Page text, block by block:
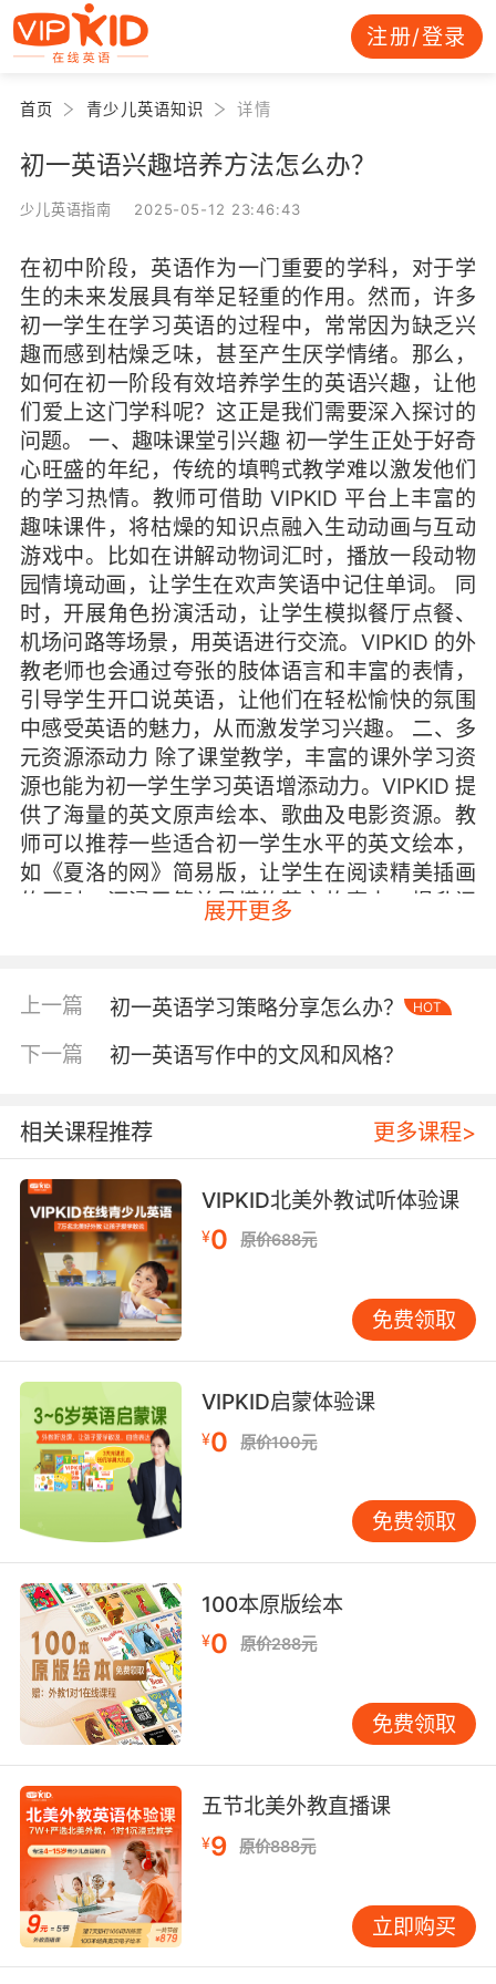
注册/登录
首页 青少儿英语知识 详情
初一英语兴趣培养方法怎么办？
少儿英语指南 2025-05-12 23:46:43
在初中阶段，英语作为一门重要的学科，对于学
生的未来发展具有举足轻重的作用。然而，许多
初一学生在学习英语的过程中，常常因为缺乏兴
趣而感到枯燥乏味，甚至产生厌学情绪。那么，
如何在初一阶段有效培养学生的英语兴趣，让他
们爱上这门学科呢？这正是我们需要深入探讨的
问题。 一、趣味课堂引兴趣 初一学生正处于好奇
心旺盛的年纪，传统的填鸭式教学难以激发他们
的学习热情。教师可借助 VIPKID 平台上丰富的
趣味课件，将枯燥的知识点融入生动动画与互动
游戏中。比如在讲解动物词汇时，播放一段动物
园情境动画，让学生在欢声笑语中记住单词。 同
时，开展角色扮演活动，让学生模拟餐厅点餐、
机场问路等场景，用英语进行交流。VIPKID 的外
教老师也会通过夸张的肢体语言和丰富的表情，
引导学生开口说英语，让他们在轻松愉快的氛围
中感受英语的魅力，从而激发学习兴趣。 二、多
元资源添动力 除了课堂教学，丰富的课外学习资
源也能为初一学生学习英语增添动力。VIPKID 提
供了海量的英文原声绘本、歌曲及电影资源。教
师可以推荐一些适合初一学生水平的英文绘本，
如《夏洛的网》简易版，让学生在阅读精美插画
的同时，沉浸于简单易懂的英文故事中，提升阅
读兴趣。 利用英文歌曲也是不错的方法。像
程中能自然地记住歌词中的单词和句型。观看英
文电影则能让学生接触到更地道的英语表达和不
同的文化背景。例如《哈利·波特》系列电影，精
彩的剧情能吸引学生主动关注英语对白，了解西
学习的热爱。 三、激励评价促参与 在初一英语学
习过程中，及时且恰当的激励评价能够极大地促
进学生的参与度。在 VIPKID 的课堂上，外教善
于捕捉学生的每一个闪光点，哪怕是一个正确的
单词发音或者一次勇敢的举手发言，都会给予热
情的表扬。这种积极的反馈会让学生感受到自己
的努力得到认可，从而增强自信心。 同时，设立
积分奖励制度也颇具成效。学生在课堂表现良
好、完成作业出色或者在小组活动中积极参与，
都能获得相应积分。当积分积累到一定程度，可
以兑换一些小奖品，如英文书籍、文具等。这不
仅激励了学生在英语学习上的竞争意识，更让他
们在追求奖励的过程中，逐渐将学习英语变成一
种自觉自愿的行为，全身心地参与到英语学习的
各项活动中，不断提升自己的英语能力和兴趣。
兴趣是最好的老师，在初一英语教学中，通过趣
味课堂、多元资源以及激励评价等多种方式，能
够有效地培养学生对英语的兴趣。让学生在轻松
愉悦的氛围中学习英语，不仅有助于提高他们的
英语成绩，更能为其未来的英语学习奠定坚实的
基础。未来，我们还可以进一步探索更多创新的
教学方法和资源，以持续激发和保持学生对英语
学习的浓厚兴趣。
展开更多
上一篇 初一英语学习策略分享怎么办？ HOT
下一篇 初一英语写作中的文风和风格？
相关课程推荐 更多课程>
VIPKID北美外教试听体验课
¥0 原价688元
免费领取
VIPKID启蒙体验课
¥0 原价100元
免费领取
100本原版绘本
¥0 原价288元
免费领取
五节北美外教直播课
¥9 原价888元
立即购买